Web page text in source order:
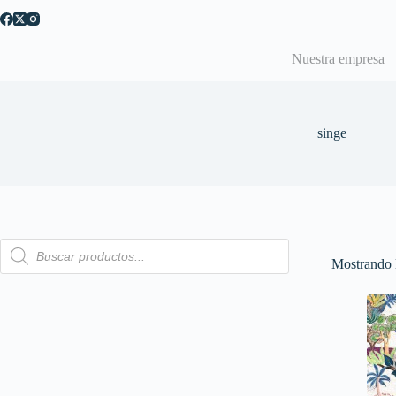
al
Nuestra empresa
singe
Mostrando
Búsqueda
de
productos